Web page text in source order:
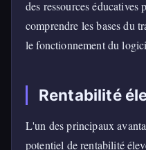
des ressources éducatives
comprendre les bases du
le fonctionnement du
Rentabilité
L'un des principaux
potentiel de rentabilité